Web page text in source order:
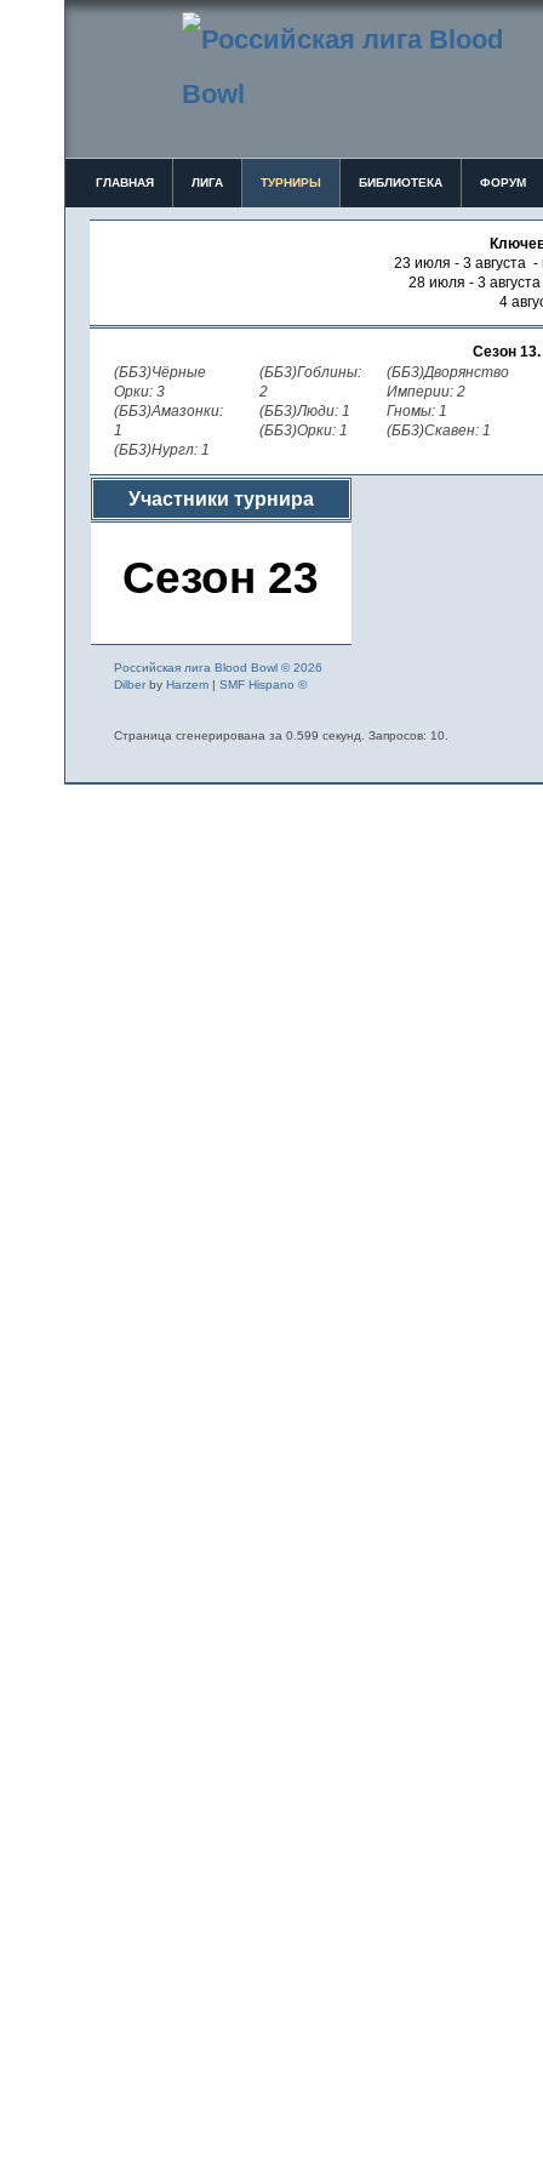
ГЛАВНАЯ ЛИГА ТУРНИРЫ БИБЛИОТЕКА ФОРУМ
23 июля - 3 августа -
28 июля - 3
4
Сезон 13.
(ББ3)Чёрные
Орки: 3
(ББ3)Амазонки:
1
(ББ3)Нургл: 1
(ББ3)Гоблины:
2
(ББ3)Люди: 1
(ББ3)Орки: 1
(ББ3)Дворянство
Империи: 2
Гномы: 1
(ББ3)Скавен: 1
Участники турнира
Сезон 23
Российская лига Blood Bowl © 2026
Dilberby Harzem| SMF Hispano ©
Страница сгенерирована за 0.599 секунд. Запросов: 10.